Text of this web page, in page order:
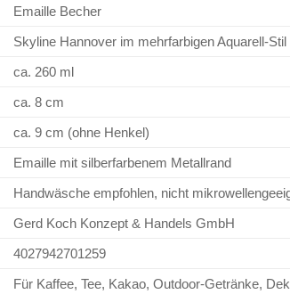
Emaille Becher
Skyline Hannover im mehrfarbigen Aquarell-Stil
ca. 260 ml
ca. 8 cm
ca. 9 cm (ohne Henkel)
Emaille mit silberfarbenem Metallrand
Handwäsche empfohlen, nicht
Gerd Koch Konzept & Handels GmbH
4027942701259
Für Kaffee, Tee, Kakao, Outdoor-Getränke,